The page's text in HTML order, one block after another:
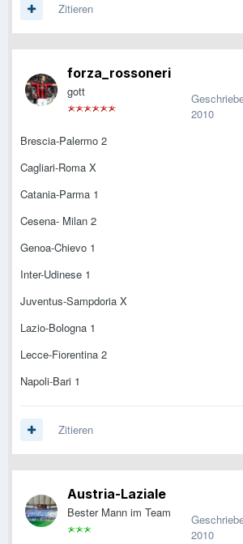
Zitieren
forza_rossoneri
gott
2010
Brescia-Palermo 2
Cagliari-Roma X
Catania-Parma 1
Cesena- Milan 2
Genoa-Chievo 1
Inter-Udinese 1
Juventus-Sampdoria X
Lazio-Bologna 1
Lecce-Fiorentina 2
Napoli-Bari 1
Zitieren
Austria-Laziale
Bester Mann im Team
2010